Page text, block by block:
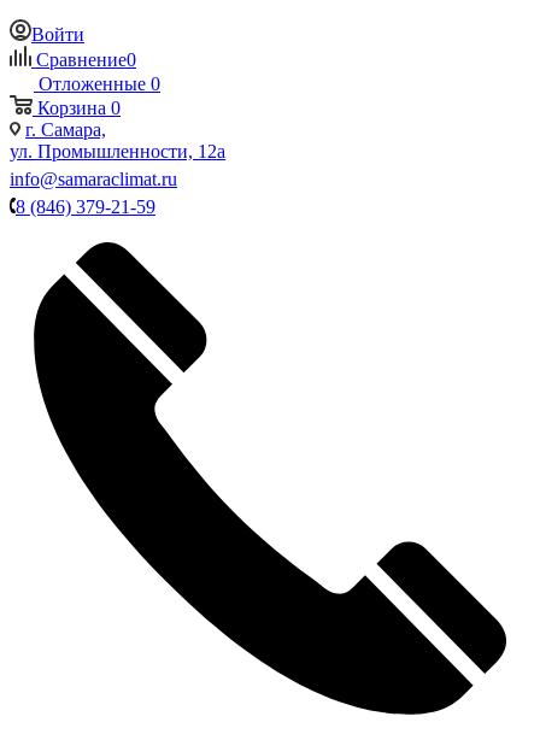
Войти
Сравнение0
Отложенные 0
Корзина 0
г. Самара,
ул. Промышленности, 12а
info@samaraclimat.ru
8 (846) 379-21-59